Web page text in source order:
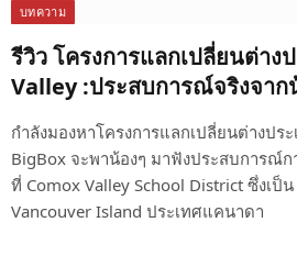
บทความ
รีวิว โครงการแลกเปลี่ยนต่าง
Valley :ประสบการณ์จริงจาก
กำลังมองหาโครงการแลกเปลี่ยนต่างปร
BigBox จะพาน้องๆ มาฟังประสบการณ์ก
ที่ Comox Valley School District ซึ่งเป็
Vancouver Island ประเทศแคนาดา